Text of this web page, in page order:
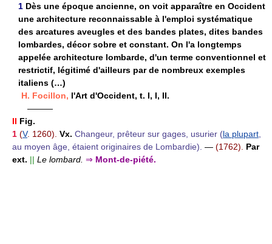
1 Dès une époque ancienne, on voit apparaître en Occident
une architecture reconnaissable à l'emploi systématique
des arcatures aveugles et des bandes plates, dites bandes
lombardes, décor sobre et constant. On l'a longtemps
appelée architecture lombarde, d'un terme conventionnel et
restrictif, légitimé d'ailleurs par de nombreux exemples
italiens (…)
H. Focillon, l'Art d'Occident, t. I, I, II.
———
II Fig.
1 (V. 1260). Vx. Changeur, prêteur sur gages, usurier (la plupart
au moyen âge, étaient originaires de Lombardie). — (1762).
Par
ext. || Le lombard. ⇒ Mont-de-piété.